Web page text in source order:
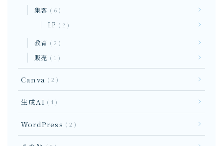
集客 6
LP 2
教育 2
販売 1
Canva 2
生成AI 4
WordPress 2